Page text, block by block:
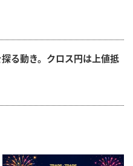
る動き。クロス円は上値抵